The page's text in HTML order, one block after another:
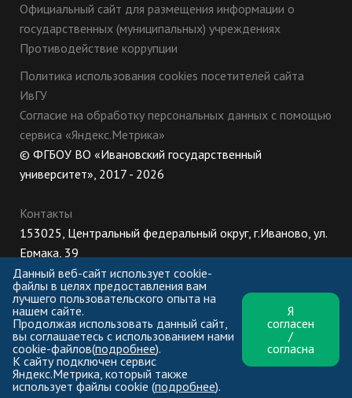
Официальный сайт для размещения информации о
государственных (муниципальных) учреждениях
Противодействие коррупции
Политика использования cookies посетителей сайта
ИвГУ
Согласие на обработку персональных данных с помощью
сервиса «Яндекс.Метрика»
© ФГБОУ ВО «Ивановский государственный
университет», 2017 - 2026
Контакты
153025, Центральный федеральный округ, г.Иваново, ул.
Ермака, 39
8 (800) 222-56-86 (Приемная комиссия), +7 (4932) 32-62-
10 (Ректорат)
ПН-ЧТ: 8:30-17:00;
ПТ: 8:30-16:00;
Данный веб-сайт использует cookie-
файлы в целях предоставления вам
лучшего пользовательского опыта на
нашем сайте.
Продолжая использовать данный сайт,
вы соглашаетесь с использованием нами
cookie-файлов(подробнее).
К сайту подключен сервис
Яндекс.Метрика, который также
использует файлы cookie (подробнее).
Я
согласен
/
согласна